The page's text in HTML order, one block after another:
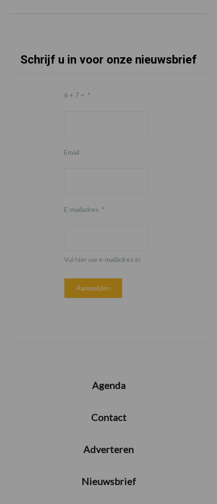
Schrijf u in voor onze nieuwsbrief
6 + 7 = *
Email
E-mailadres *
Vul hier uw e-mailadres in
Agenda
Contact
Adverteren
Nieuwsbrief